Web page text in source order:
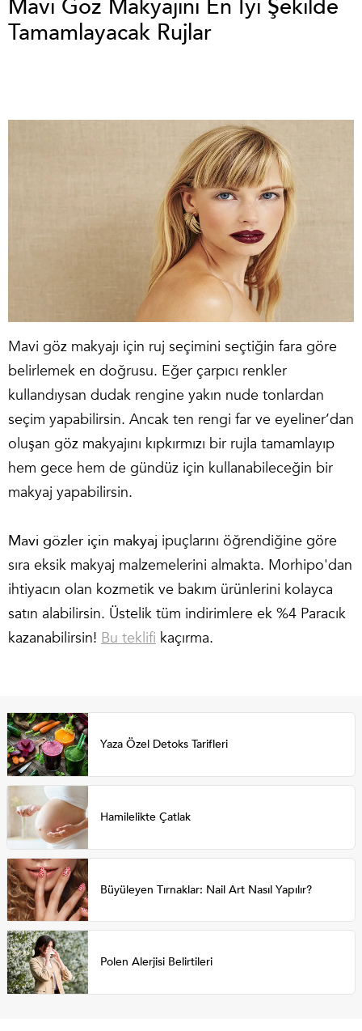
Mavi Göz Makyajını En İyi Şekilde
Tamamlayacak Rujlar
Mavi göz makyajı için ruj seçimini seçtiğin fara göre
belirlemek en doğrusu. Eğer çarpıcı renkler
kullandıysan dudak rengine yakın nude tonlardan
seçim yapabilirsin. Ancak ten rengi far ve eyeliner’dan
oluşan göz makyajını kıpkırmızı bir rujla tamamlayıp
hem gece hem de gündüz için kullanabileceğin bir
makyaj yapabilirsin.
Mavi gözler için makyaj ipuçlarını öğrendiğine göre
sıra eksik makyaj malzemelerini almakta. Morhipo'dan
ihtiyacın olan kozmetik ve bakım ürünlerini kolayca
satın alabilirsin. Üstelik tüm indirimlere ek %4 Paracık
kazanabilirsin! Bu teklifi kaçırma.
Yaza Özel Detoks Tarifleri
Hamilelikte Çatlak
Büyüleyen Tırnaklar: Nail Art Nasıl Yapılır?
Polen Alerjisi Belirtileri